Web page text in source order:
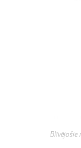
Blīvējošie